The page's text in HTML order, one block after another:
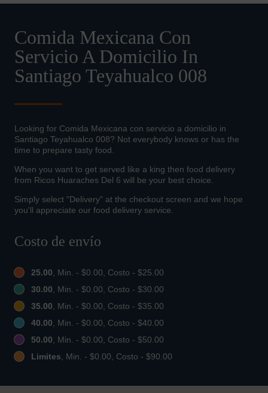
Comida Mexicana Con
Servicio A Domicilio In
Santiago Teyahualco 008
Looking for Comida Mexicana con servicio a domicilio in
Santiago Teyahualco 008? Not everybody knows or has the
time to prepare tasty food.
When you want to get served like a king then food delivery
from Ricos Huaraches Del 6 will be your best choice.
Simply select "Delivery" at the checkout screen and we hope
you'll appreciate our food delivery service.
Costo de envío
25.00, Min. - $0.00, Costo - $25.00
30.00, Min. - $0.00, Costo - $30.00
35.00, Min. - $0.00, Costo - $35.00
40.00, Min. - $0.00, Costo - $40.00
50.00, Min. - $0.00, Costo - $50.00
Limites, Min. - $0.00, Costo - $90.00